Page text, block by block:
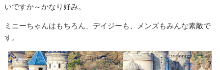
いですか～かなり好み。
ミニーちゃんはもちろん、デイジーも、メンズもみんな素敵で
す。